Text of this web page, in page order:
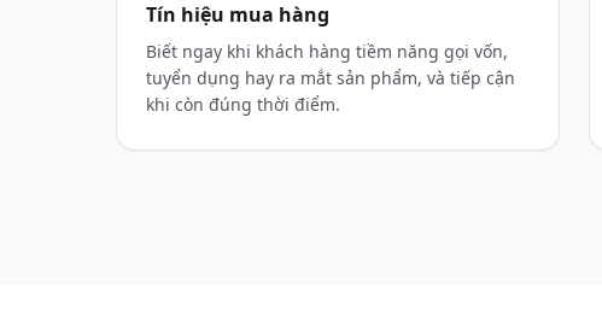
Tín hiệu mua hàng
Biết ngay khi khách hàng tiềm năng gọi vốn,
tuyển dụng hay ra mắt sản phẩm, và tiếp cận
khi còn đúng thời điểm.